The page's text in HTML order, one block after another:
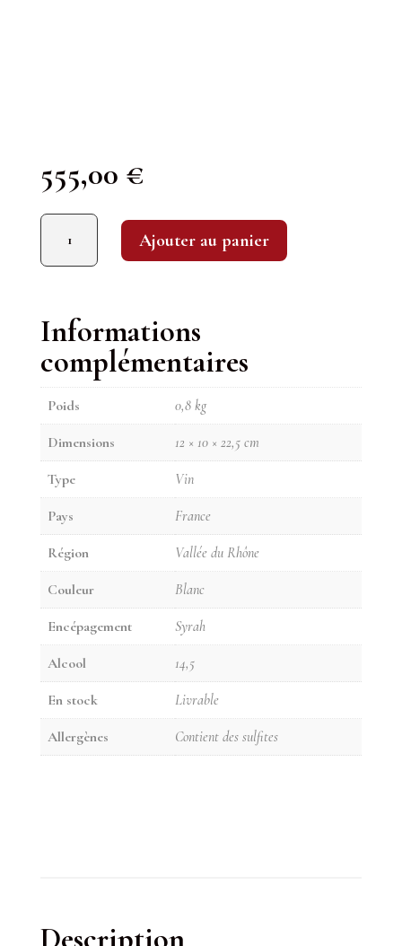
555,00 €
quantité de M. Chapoutier : L'Ermite 2018
Ajouter au panier
Informations
complémentaires
Poids 0,8 kg
Dimensions 12 × 10 × 22,5 cm
Type Vin
Pays France
Région Vallée du Rhône
Couleur Blanc
Encépagement Syrah
Alcool 14,5
En stock Livrable
Allergènes Contient des sulfites